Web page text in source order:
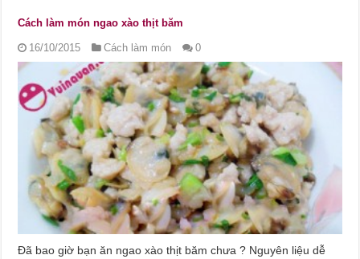
Cách làm món ngao xào thịt băm
16/10/2015 Cách làm món 0
Đã bao giờ bạn ăn ngao xào thịt băm chưa ? Nguyên liệu dễ